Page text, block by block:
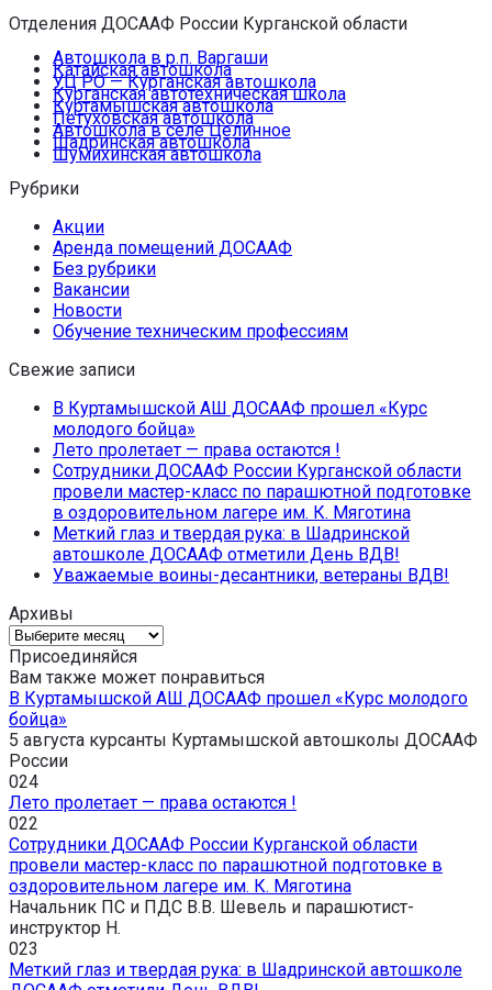
Отделения ДОСААФ России Курганской области
Автошкола в р.п. Варгаши
Катайская автошкола
УЦ РО — Курганская автошкола
Курганская автотехническая школа
Куртамышская автошкола
Петуховская автошкола
Автошкола в селе Целинное
Шадринская автошкола
Шумихинская автошкола
Рубрики
Акции
Аренда помещений ДОСААФ
Без рубрики
Вакансии
Новости
Обучение техническим профессиям
Свежие записи
В Куртамышской АШ ДОСААФ прошел «Курс
молодого бойца»
Лето пролетает — права остаются !
Сотрудники ДОСААФ России Курганской области
провели мастер-класс по парашютной подготовке
в оздоровительном лагере им. К. Мяготина
Меткий глаз и твердая рука: в Шадринской
автошколе ДОСААФ отметили День ВДВ!
Уважаемые воины-десантники, ветераны ВДВ!
Архивы
Архивы
Присоединяйся
Вам также может понравиться
В Куртамышской АШ ДОСААФ прошел «Курс молодого
бойца»
5 августа курсанты Куртамышской автошколы ДОСААФ
России
024
Лето пролетает — права остаются !
022
Сотрудники ДОСААФ России Курганской области
провели мастер-класс по парашютной подготовке в
оздоровительном лагере им. К. Мяготина
Начальник ПС и ПДС В.В. Шевель и парашютист-
инструктор Н.
023
Меткий глаз и твердая рука: в Шадринской автошколе